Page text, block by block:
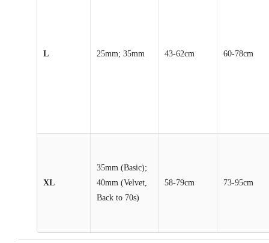
L 25mm; 35mm 43-62cm 60-78cm
XL
35mm (Basic);
40mm (Velvet,
Back to 70s)
58-79cm 73-95cm